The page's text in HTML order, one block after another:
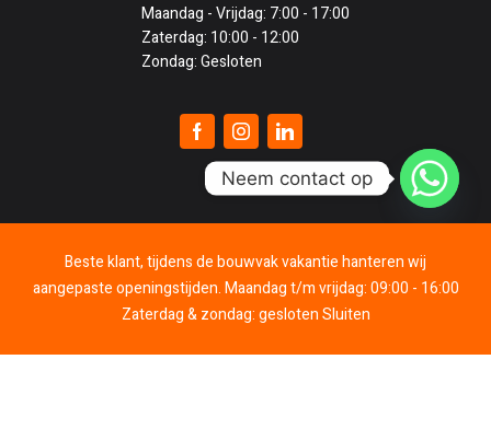
Beste klant, tijdens de bouwvak vakantie hanteren wij
aangepaste openingstijden. Maandag t/m vrijdag: 09:00 - 16:00
Zaterdag & zondag: geslotenSluiten
0
Maandag - Vrijdag: 7:00 - 17:00
Zaterdag: 10:00 - 12:00
Zondag: Gesloten
© 2010 - 2026
Het Gereedschap
Neem contact op